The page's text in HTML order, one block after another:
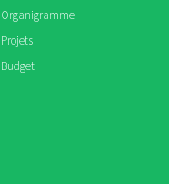
Organigramme
Projets
Budget